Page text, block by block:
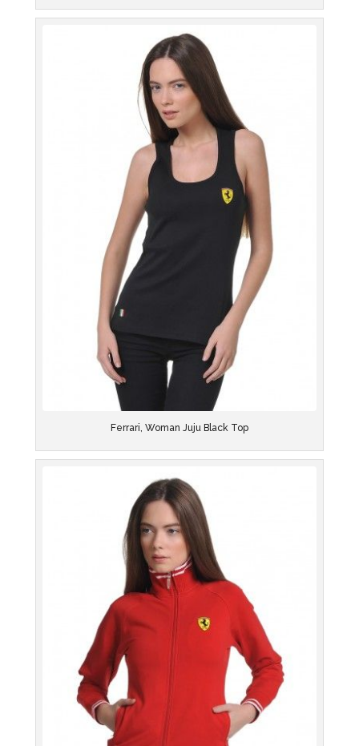
Ferrari, Woman Juju Black Top